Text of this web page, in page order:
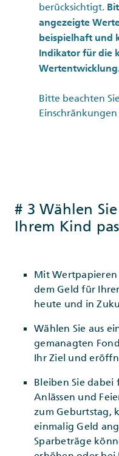
berücksichtigt.
angezeigte
beispielhaft und
Indikator für die
Bitte beachten
# 3 Wählen
Ihrem Kind
Mit Wertpapieren
dem Geld für
heute und in
Wählen Sie aus
gemanagten
Ihr Ziel und
Bleiben Sie dabei
Anlässen und
zum Geburtstag,
einmalig Geld
Sparbeträge